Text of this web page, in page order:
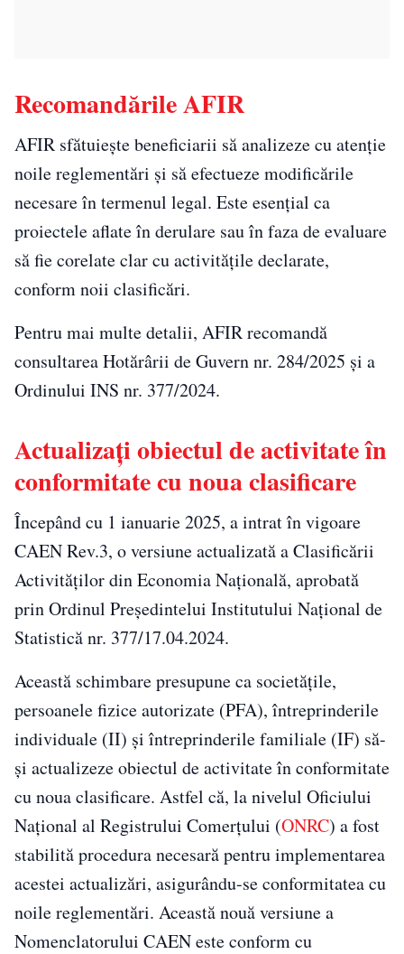
Recomandările AFIR
AFIR sfătuiește beneficiarii să analizeze cu atenție
noile reglementări și să efectueze modificările
necesare în termenul legal. Este esențial ca
proiectele aflate în derulare sau în faza de evaluare
să fie corelate clar cu activitățile declarate,
conform noii clasificări.
Pentru mai multe detalii, AFIR recomandă
consultarea Hotărârii de Guvern nr. 284/2025 și a
Ordinului INS nr. 377/2024.
Actualizați obiectul de activitate în
conformitate cu noua clasificare
Începând cu 1 ianuarie 2025, a intrat în vigoare
CAEN Rev.3, o versiune actualizată a Clasificării
Activităților din Economia Națională, aprobată
prin Ordinul Președintelui Institutului Național de
Statistică nr. 377/17.04.2024.
Această schimbare presupune ca societățile,
persoanele fizice autorizate (PFA), întreprinderile
individuale (II) și întreprinderile familiale (IF) să-
și actualizeze obiectul de activitate în conformitate
cu noua clasificare. Astfel că, la nivelul Oficiului
Național al Registrului Comerțului (ONRC) a fost
stabilită procedura necesară pentru implementarea
acestei actualizări, asigurându-se conformitatea cu
noile reglementări. Această nouă versiune a
Nomenclatorului CAEN este conform cu